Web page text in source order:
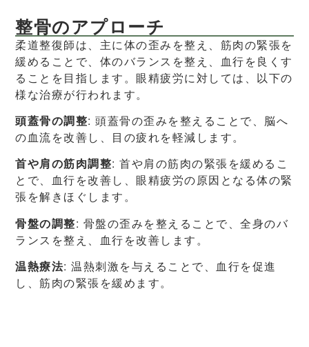
整骨のアプローチ
柔道整復師は、主に体の歪みを整え、筋肉の緊張を
緩めることで、体のバランスを整え、血行を良くす
ることを目指します。眼精疲労に対しては、以下の
様な治療が行われます。
頭蓋骨の調整: 頭蓋骨の歪みを整えることで、脳へ
の血流を改善し、目の疲れを軽減します。
首や肩の筋肉調整: 首や肩の筋肉の緊張を緩めるこ
とで、血行を改善し、眼精疲労の原因となる体の緊
張を解きほぐします。
骨盤の調整: 骨盤の歪みを整えることで、全身のバ
ランスを整え、血行を改善します。
温熱療法: 温熱刺激を与えることで、血行を促進
し、筋肉の緊張を緩めます。